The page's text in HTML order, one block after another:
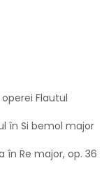
Flautul
în Si bemol major
în Re major, op. 36